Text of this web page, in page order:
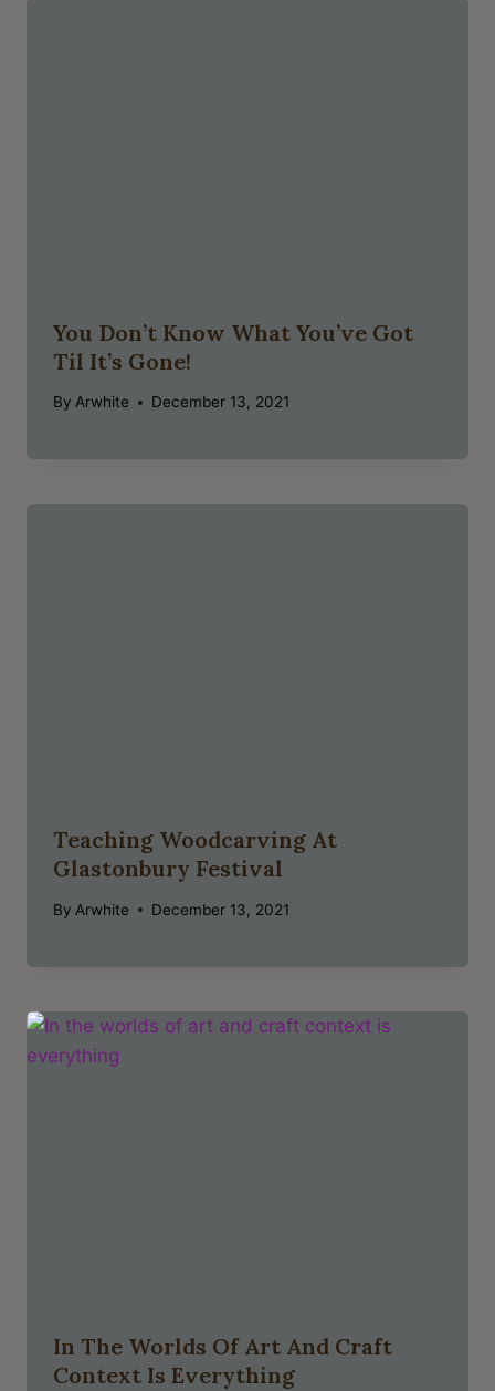
You Don’t Know What You’ve Got
Til It’s Gone!
By Arwhite December 13, 2021
Teaching Woodcarving At
Glastonbury Festival
By Arwhite December 13, 2021
In The Worlds Of Art And Craft
Context Is Everything